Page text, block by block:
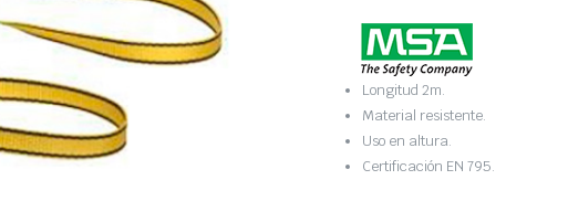
Longitud 2m.
Material resistente.
Uso en altura.
Certificación EN 795.